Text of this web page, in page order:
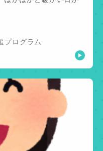
プログラム